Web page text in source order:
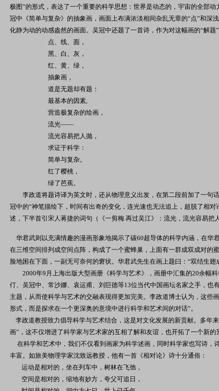
极图”的形式，表达了一个重要的科学思想：世界是动态的，宇宙的全部
冠中《简单与复杂》的抽象画，画面上布满浓淡相间杂乱无章的“点”和深
化静为动的动感盎然的画面。吴冠中还题了一首诗，作为对这幅画的“解题
点、线、面，
黑、白、灰，
红、黄、绿，
抽象画，
道是无题却有题：
最基本的因素,
营造极复杂的绘画，
流光——
流光容易把人抛，
求证于科学：
简单与复杂。
红了樱桃，
绿了芭蕉。
李政道将题诗译为英文时，还从物理意义出发，在第二段前加了一句
冠中的“神笔描绘下，时间有出奇的变化，连光速也无法追上，超脱了相
述，下半首引宋人蒋捷的词句（《一剪梅.再过吴江》：流光，流光容易
华君武则以充满情趣的漫画形象地揭示了碳60超导体的科学内涵，在华
在三维空间排列成空间点阵，构成了一个蜜蜂巢，上面有一群成双成对的
脸地困在下面，一副无可奈何的窘状。华君武先生在画上题曰：“双结生翅
2000年9月上海出版大型画册《科学与艺术》，画册中汇集的20余幅
仃、吴冠中、常沙娜、袁运甫、刘巨德等13位当代中国画坛名家之手，也
主题，从而使科学与艺术的交融表现得更加完美。李政道博士认为，这些
形式，而是探求在一个更深奥的意境中进行科学和艺术间的对话”。
李政道教授致力倡导科学与艺术结合，这是对文化发展的新贡献。多年
画”，这不仅增进了科学家与艺术家的互相了解和友谊，也开拓了一个新的
在科学和艺术中，我们不仅看到画家为科学述画，同时科学家也写诗，
丰富。如旅美物理学家沈致远教授，他有一首《相对论》诗十分通俗：
运动是相对的，坐在列车中，树林在飞弛，
空间是相对的，缩地有妙方，夸父可追日，